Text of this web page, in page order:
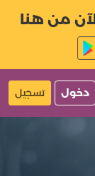
من هنا
دخول تسجيل